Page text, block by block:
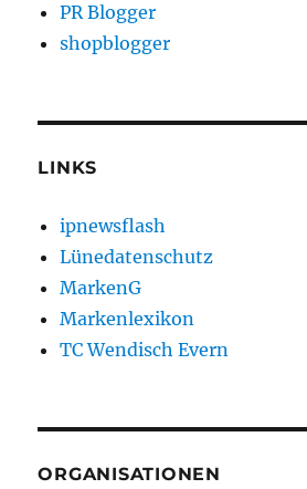
PR Blogger
shopblogger
LINKS
ipnewsflash
Lünedatenschutz
MarkenG
Markenlexikon
TC Wendisch Evern
ORGANISATIONEN